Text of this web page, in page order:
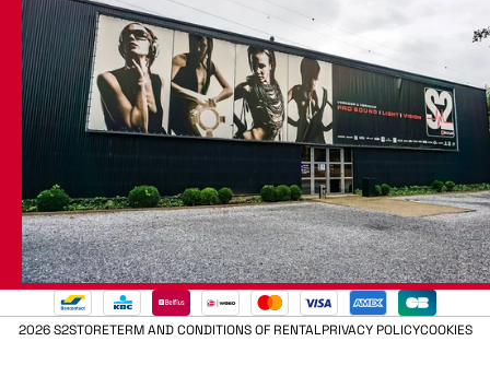
2026 S2STORETERM AND CONDITIONS OF RENTALPRIVACY POLICYCOOKIES